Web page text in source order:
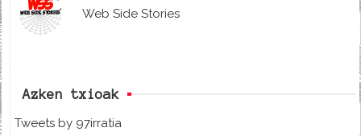
Web Side Stories
Azken txioak
Tweets by 97irratia